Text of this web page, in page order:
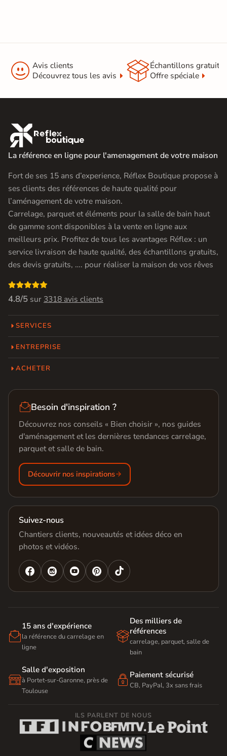
 Avis clients
Découvrez tous les avis
Échantillons gratuit
Offre spéciale

La référence en ligne pour l'amenagement de votre maison
Fort de ses 15 ans d’experience, Réflex Boutique propose à
ses clients des références de haute qualité pour
l’aménagement de votre maison.
Carrelage, parquet et éléments pour la salle de bain haut
de gamme sont disponibles à la vente en ligne aux
meilleurs prix. Profitez de tous les avantages Réflex : un
service livraison de haute qualité, des échantillons gratuits,
des devis gratuits, …. pour réaliser la maison de vos rêves

4.8/5 sur 3318 avis clients
SERVICES
ENTREPRISE
ACHETER
Besoin d'inspiration ?
Découvrez nos conseils « Bien choisir », nos guides
d'aménagement et les dernières tendances carrelage,
parquet et salle de bain.
Découvrir nos inspirations
Suivez-nous
Chantiers clients, nouveautés et idées déco en
photos et vidéos.
   

15 ans d'expérience
la référence du carrelage en
ligne

Des milliers de
références
carrelage, parquet, salle de
bain

Salle d'exposition
à Portet-sur-Garonne, près de
Toulouse
 Paiement sécurisé
CB, PayPal, 3x sans frais
ILS PARLENT DE NOUS